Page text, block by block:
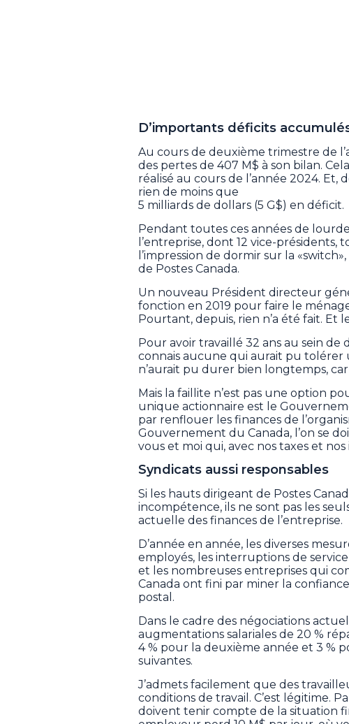
D’importants déficits
Au cours de deuxième trimestre de
des pertes de 407 M$ à son bilan.
réalisé au cours de l’année 2024. Et,
rien de moins que
5 milliards de dollars (5 G$) en déficit.
Pendant toutes ces années de
l’entreprise, dont 12 vice-présidents,
l’impression de dormir sur la
de Postes Canada.
Un nouveau Président directeur
fonction en 2019 pour faire le
Pourtant, depuis, rien n’a été fait. Et
Pour avoir travaillé 32 ans au sein de
connais aucune qui aurait pu tolérer
n’aurait pu durer bien longtemps,
Mais la faillite n’est pas une option
unique actionnaire est le
par renflouer les finances de
Gouvernement du Canada, l’on se
vous et moi qui, avec nos taxes et
Syndicats aussi responsables
Si les hauts dirigeant de Postes
incompétence, ils ne sont pas les
actuelle des finances de l’entreprise.
D’année en année, les diverses
employés, les interruptions de
et les nombreuses entreprises qui
Canada ont fini par miner la
postal.
Dans le cadre des négociations
augmentations salariales de 20 %
4 % pour la deuxième année et 3 %
suivantes.
J’admets facilement que des
conditions de travail. C’est légitime.
doivent tenir compte de la situation